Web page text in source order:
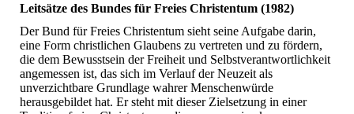
Leitsätze des Bundes für Freies Christentum (1982)
Der Bund für Freies Christentum sieht seine Aufgabe darin,
eine Form christlichen Glaubens zu vertreten und zu fördern,
die dem Bewusstsein der Freiheit und Selbstverantwortlichkeit
angemessen ist, das sich im Verlauf der Neuzeit als
unverzichtbare Grundlage wahrer Menschenwürde
herausgebildet hat. Er steht mit dieser Zielsetzung in einer